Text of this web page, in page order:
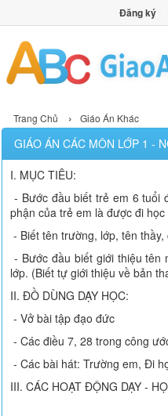
Đăng ký
Trang Chủ › Giáo Án Khác
GIÁO ÁN CÁC MÔN LỚP 1 -
I. MỤC TIÊU:
- Bước đầu biết trẻ em 6 tuổi
phận của trẻ em là được đi
- Biết tên trường, lớp, tên
- Bước đầu biết giới thiệu
lớp. (Biết tự giới thiệu về bản
II. ĐỒ DÙNG DẠY HỌC:
- Vở bài tập đạo đức
- Các điều 7, 28 trong công
- Các bài hát: Trường em, Đi
III. CÁC HOẠT ĐỘNG DẠY -